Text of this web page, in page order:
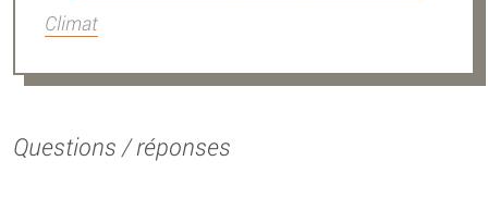
Climat
Questions / réponses